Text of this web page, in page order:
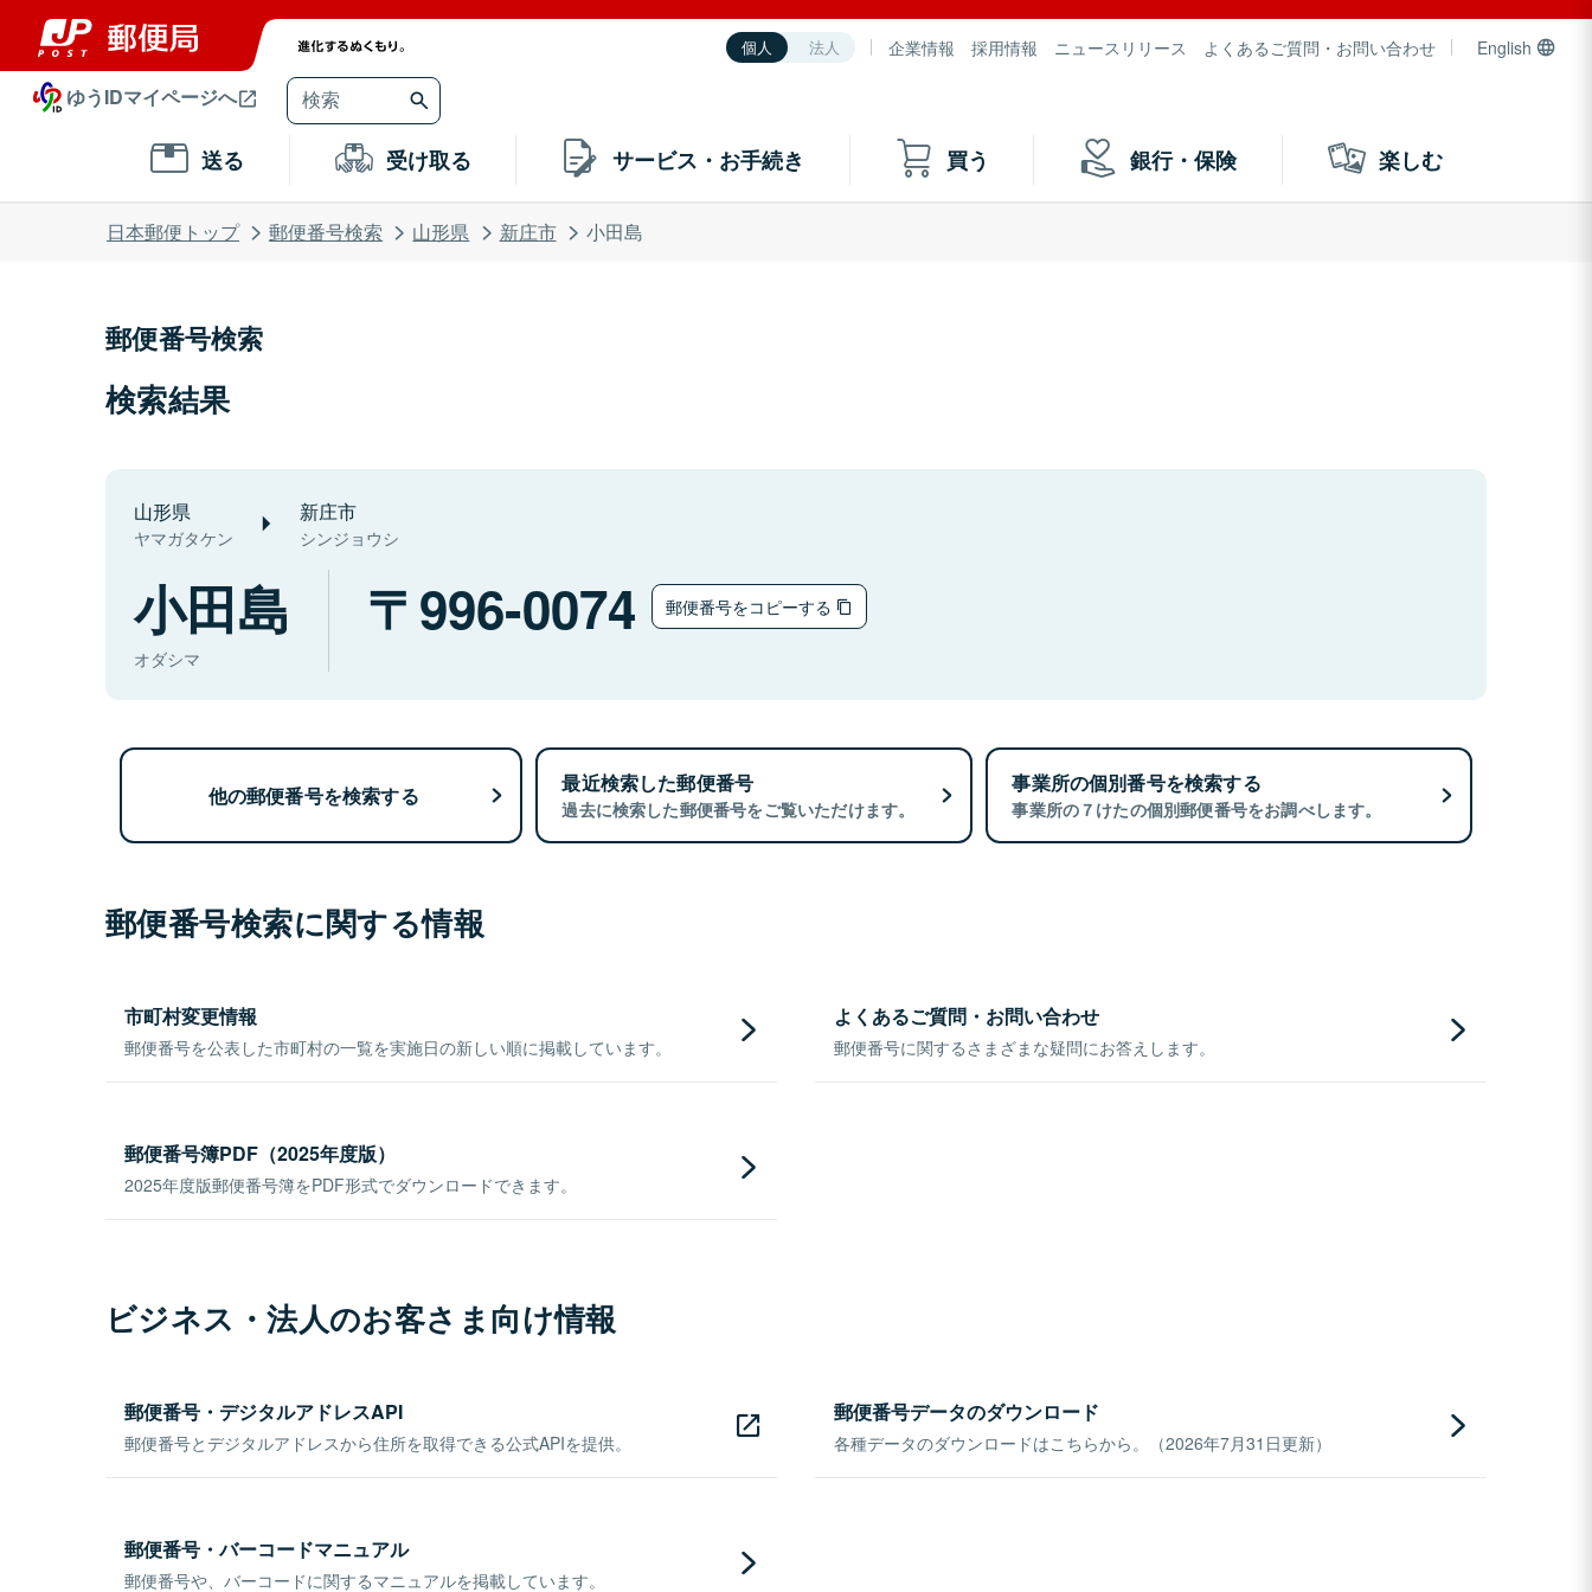
個人 法人 企業情報 採用情報 ニュースリリース よくあるご質問・お問い合わせ English
ゆうIDマイページへ
送る 受け取る サービス・お手続き 買う 銀行・保険 楽しむ
日本郵便トップ 郵便番号検索 山形県 新庄市 小田島
郵便番号検索
検索結果
山形県
ヤマガタケン
新庄市
シンジョウシ
小田島
オダシマ
996-0074 郵便番号をコピーする
他の郵便番号を検索する 最近検索した郵便番号
過去に検索した郵便番号をご覧いただけます。
事業所の個別番号を検索する
事業所の７けたの個別郵便番号をお調べします。
郵便番号検索に関する情報
市町村変更情報
郵便番号を公表した市町村の一覧を実施日の新しい順に掲載しています。
よくあるご質問・お問い合わせ
郵便番号に関するさまざまな疑問にお答えします。
郵便番号簿PDF（2025年度版）
2025年度版郵便番号簿をPDF形式でダウンロードできます。
ビジネス・法人のお客さま向け情報
郵便番号・デジタルアドレスAPI
郵便番号とデジタルアドレスから住所を取得できる公式APIを提供。
郵便番号データのダウンロード
各種データのダウンロードはこちらから。（2026年7月31日更新）
郵便番号・バーコードマニュアル
郵便番号や、バーコードに関するマニュアルを掲載しています。